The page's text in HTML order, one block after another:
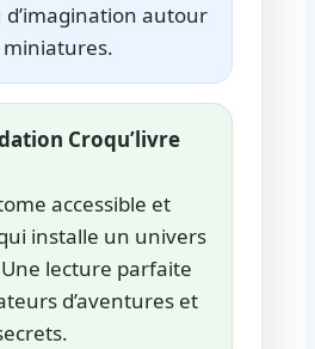
d’imagination autour
miniatures.
Croqu’livre
accessible et
installe un univers
lecture parfaite
d’aventures et